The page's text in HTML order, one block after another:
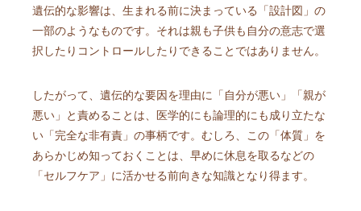
遺伝的な影響は、生まれる前に決まっている「設計図」の
一部のようなものです。それは親も子供も自分の意志で選
択したりコントロールしたりできることではありません。
したがって、遺伝的な要因を理由に「自分が悪い」「親が
悪い」と責めることは、医学的にも論理的にも成り立たな
い「完全な非有責」の事柄です。むしろ、この「体質」を
あらかじめ知っておくことは、早めに休息を取るなどの
「セルフケア」に活かせる前向きな知識となり得ます。